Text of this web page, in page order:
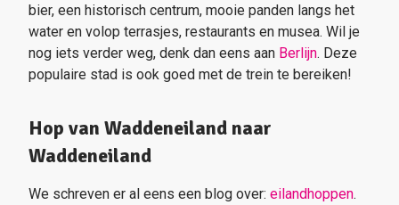
bier, een historisch centrum, mooie panden langs het
water en volop terrasjes, restaurants en musea. Wil je
nog iets verder weg, denk dan eens aan Berlijn. Deze
populaire stad is ook goed met de trein te bereiken!
Hop van Waddeneiland naar
Waddeneiland
We schreven er al eens een blog over: eilandhoppen.